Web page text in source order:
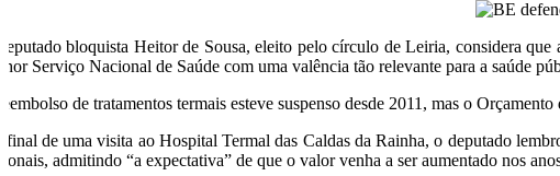
bloquista Heitor de Sousa, eleito pelo círculo de Leiria, considera que
Serviço Nacional de Saúde com uma valência tão relevante para a saúde
de tratamentos termais esteve suspenso desde 2011, mas o
final de uma visita ao Hospital Termal das Caldas da Rainha, o deputado
admitindo “a expectativa” de que o valor venha a ser aumentado nos